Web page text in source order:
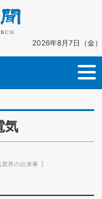
2026年8月7日（金）
気
業界の出来事